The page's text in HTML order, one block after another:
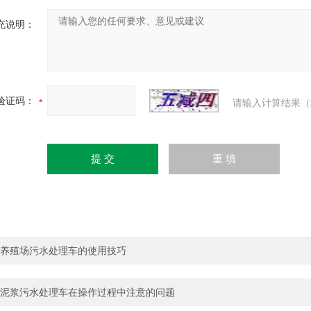
说明：
证码： 请输入计算结果
养殖场污水处理车的使用技巧
泥浆污水处理车在操作过程中注意的问题